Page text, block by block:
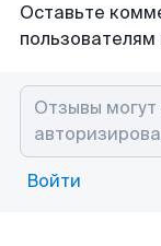
Оставьте
Войти